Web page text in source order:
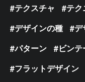
テクスチャ
テク
デザインの種
デ
パターン
ビン
フラットデザイン